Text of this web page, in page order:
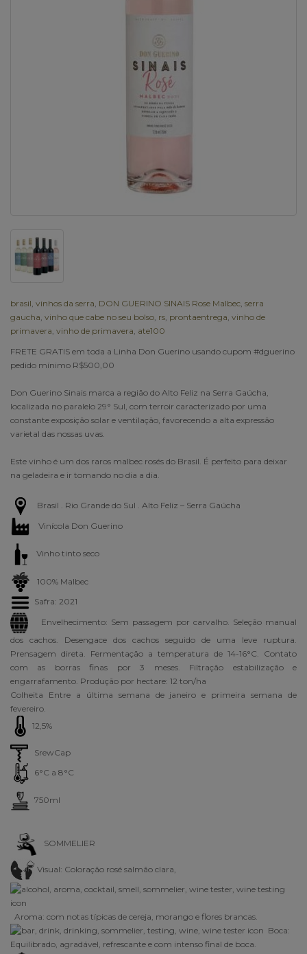
brasil vinhos da serra DON GUERINO SINAIS Rose Malbec serra
gaucha vinho que cabe no seu bolso rs prontaentrega vinho de
primavera vinho de primavera ate100
FRETE GRATIS em toda a Linha Don Guerino usando cupom #dguerino
pedido mínimo R$500,00
Don Guerino Sinais marca a região do Alto Feliz na Serra Gaúcha,
localizada no paralelo 29° Sul, com terroir caracterizado por uma
constante exposição solar e ventilação, favorecendo a alta expressão
varietal das nossas uvas.
Este vinho é um dos raros malbec rosés do Brasil. É perfeito para deixar
na geladeira e ir tomando no dia a dia.
Brasil . Rio Grande do Sul . Alto Feliz – Serra Gaúcha
Vinícola Don Guerino
Vinho tinto seco
100% Malbec
Safra: 2021
Envelhecimento: Sem passagem por carvalho. Seleção manual
dos cachos. Desengace dos cachos seguido de uma leve ruptura.
Prensagem direta. Fermentação a temperatura de 14-16°C. Contato
com as borras finas por 3 meses. Filtração estabilização e
engarrafamento. Produção por hectare: 12 ton/ha
Colheita Entre a última semana de janeiro e primeira semana de
fevereiro.
12,5%
SrewCap
6°C a 8°C
750ml
SOMMELIER
Visual: Coloração rosé salmão clara,
Aroma: com notas típicas de cereja, morango e flores brancas
Boca:
Equilibrado, agradável, refrescante e com intenso final de boca.